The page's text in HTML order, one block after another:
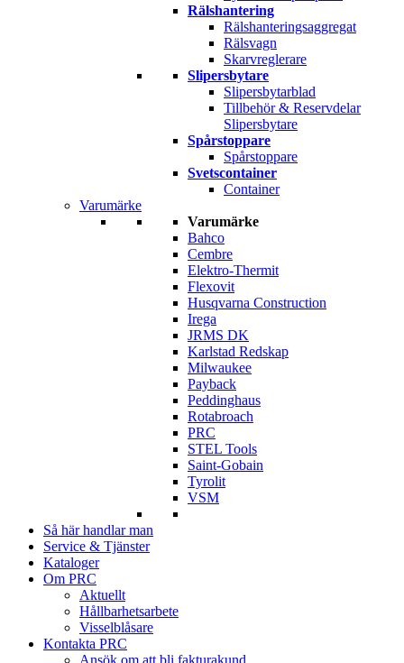
Rälshantering
Rälshanteringsaggregat
Rälsvagn
Skarvreglerare
Slipersbytare
Slipersbytarblad
Tillbehör & Reservdelar
Slipersbytare
Spårstoppare
Spårstoppare
Svetscontainer
Container
Varumärke
Varumärke
Bahco
Cembre
Elektro-Thermit
Flexovit
Husqvarna Construction
Irega
JRMS DK
Karlstad Redskap
Milwaukee
Payback
Peddinghaus
Rotabroach
PRC
STEL Tools
Saint-Gobain
Tyrolit
VSM
Så här handlar man
Service & Tjänster
Kataloger
Om PRC
Aktuellt
Hållbarhetsarbete
Visselblåsare
Kontakta PRC
Ansök om att bli fakturakund